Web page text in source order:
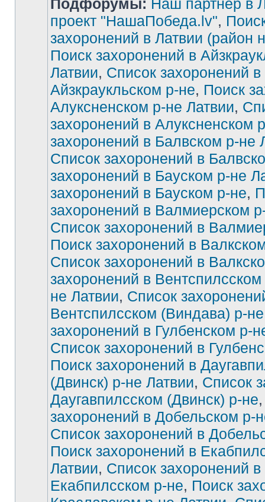
Подфорумы: Наш партнер в
проект "НашаПобеда.lv",
захоронений в Латвии (район
Поиск захоронений в
Латвии, Список захоронений в
Айзкраукльском р-не, Поиск
Алуксненском р-не Латвии,
захоронений в Алуксненском
захоронений в Балвском р-не
Список захоронений в
захоронений в Бауском р-не
захоронений в Бауском р-не,
захоронений в Валмиерском
Список захоронений в
Поиск захоронений в
Список захоронений в
захоронений в
не Латвии, Список
Вентспилсском (Виндава) р-не
захоронений в Гулбенском р-
Список захоронений в
Поиск захоронений в
(Двинск) р-не Латвии, Список
Даугавпилсском (Двинск) р-не
захоронений в Добельском р-
Список захоронений в
Поиск захоронений в
Латвии, Список захоронений в
Екабпилсском р-не, Поиск